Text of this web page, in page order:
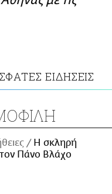
ΕΙΔΗΣΕΙΣ
H σκληρή
τον Πάνο Βλάχο